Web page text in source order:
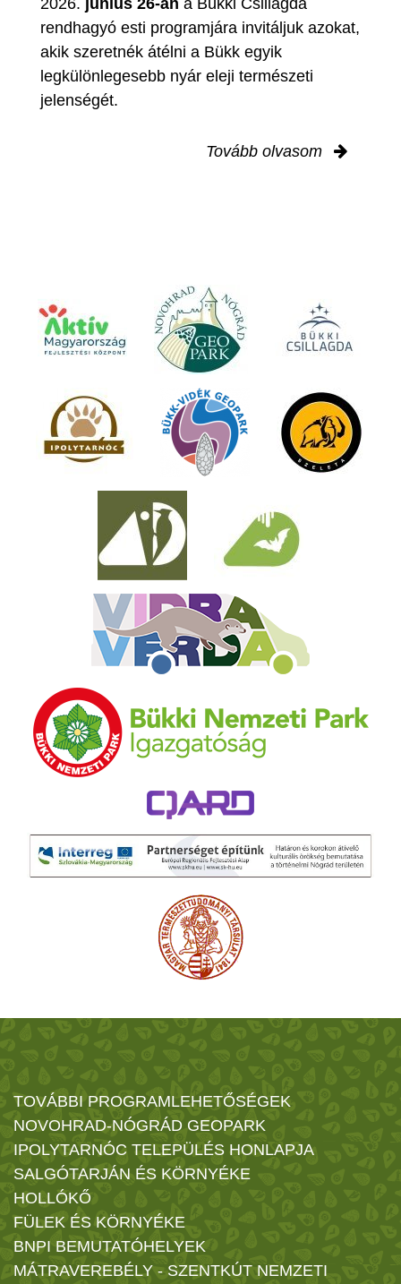
2026. június 26-án a Bükki Csillagda
rendhagyó esti programjára invitáljuk azokat,
akik szeretnék átélni a Bükk egyik
legkülönlegesebb nyár eleji természeti
jelenségét.
Tovább olvasom
TOVÁBBI PROGRAMLEHETŐSÉGEK
NOVOHRAD-NÓGRÁD GEOPARK
IPOLYTARNÓC TELEPÜLÉS HONLAPJA
SALGÓTARJÁN ÉS KÖRNYÉKE
HOLLÓKŐ
FÜLEK ÉS KÖRNYÉKE
BNPI BEMUTATÓHELYEK
MÁTRAVEREBÉLY - SZENTKÚT NEMZETI